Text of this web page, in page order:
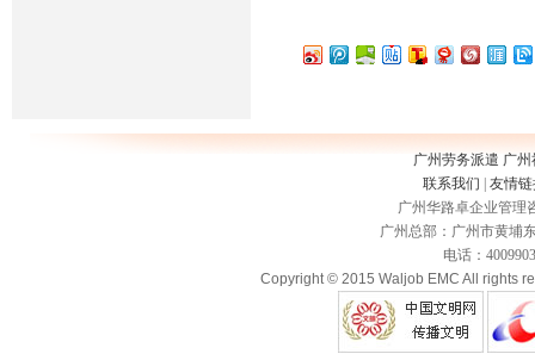
广州劳务派遣 广
联系我们
友情
广州华路卓企业管理
广州总部：广州市黄埔
电话：
Copyright © 2015 Waljob EMC All rights